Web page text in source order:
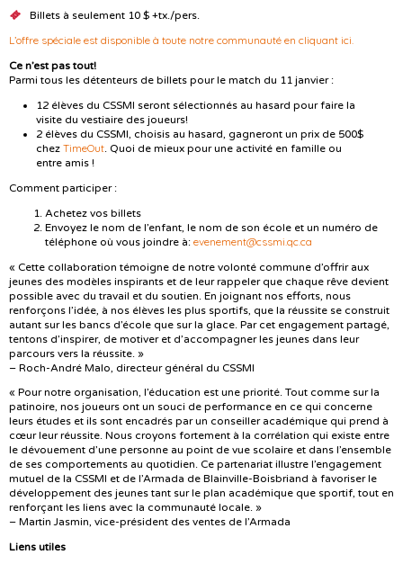
Billets à seulement 10 $ +tx./pers.
L’offre spéciale est disponible à toute notre communauté en cliquant ici.
Ce n’est pas tout!
Parmi tous les détenteurs de billets pour le match du 11 janvier :
12 élèves du CSSMI seront sélectionnés au hasard pour faire la
visite du vestiaire des joueurs!
2 élèves du CSSMI, choisis au hasard, gagneront un prix de 500$
chez TimeOut. Quoi de mieux pour une activité en famille ou
entre amis !
Comment participer :
Achetez vos billets
Envoyez le nom de l’enfant, le nom de son école et un numéro de
téléphone où vous joindre à: evenement@cssmi.qc.ca
« Cette collaboration témoigne de notre volonté commune d’offrir aux
jeunes des modèles inspirants et de leur rappeler que chaque rêve devient
possible avec du travail et du soutien. En joignant nos efforts, nous
renforçons l’idée, à nos élèves les plus sportifs, que la réussite se construit
autant sur les bancs d’école que sur la glace. Par cet engagement partagé,
tentons d’inspirer, de motiver et d’accompagner les jeunes dans leur
parcours vers la réussite. »
– Roch-André Malo, directeur général du CSSMI
« Pour notre organisation, l’éducation est une priorité. Tout comme sur la
patinoire, nos joueurs ont un souci de performance en ce qui concerne
leurs études et ils sont encadrés par un conseiller académique qui prend à
cœur leur réussite. Nous croyons fortement à la corrélation qui existe entre
le dévouement d’une personne au point de vue scolaire et dans l’ensemble
de ses comportements au quotidien. Ce partenariat illustre l’engagement
mutuel de la CSSMI et de l’Armada de Blainville-Boisbriand à favoriser le
développement des jeunes tant sur le plan académique que sportif, tout en
renforçant les liens avec la communauté locale. »
– Martin Jasmin, vice-président des ventes de l’Armada
Liens utiles